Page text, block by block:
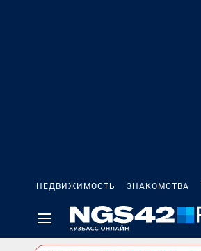
НЕДВИЖИМОСТЬ ЗНАКОМСТВА